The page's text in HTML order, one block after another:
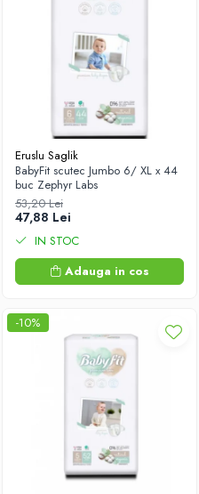
Eruslu Saglik
BabyFit scutec Jumbo 6/ XL x 44
buc Zephyr Labs
53,20 Lei
47,88 Lei
IN STOC
Adauga in cos
-10%